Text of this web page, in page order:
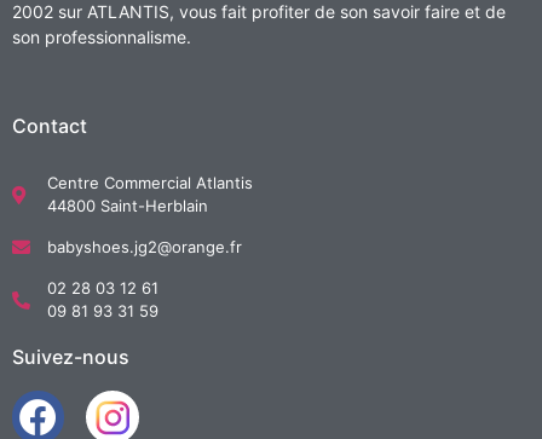
2002 sur ATLANTIS, vous fait profiter de son savoir faire et de
son professionnalisme.
Contact
Centre Commercial Atlantis
44800 Saint-Herblain
babyshoes.jg2@orange.fr
02 28 03 12 61
09 81 93 31 59
Suivez-nous